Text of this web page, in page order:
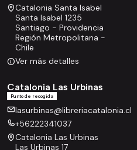
Catalonia Santa Isabel
Santa Isabel 1235
Santiago - Providencia
Región Metropolitana -
Chile
Ver más detalles
Catalonia Las Urbinas
Punto de recogida
lasurbinas@libreriacatalonia.cl
+56222341037
Catalonia Las Urbinas
Las Urbinas 17